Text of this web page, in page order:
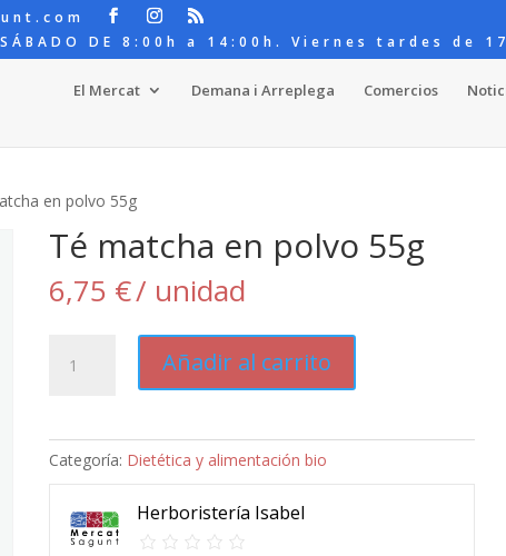
SÁBADO DE 8:00h a 14:00h. Viernes tardes de
El Mercat Demana i Arreplega Comercios
en polvo 55g
Té matcha en polvo 55g
6,75 €/ unidad
matcha
cantidad
Añadir al carrito
Categoría: Dietética y alimentación bio
Herboristería Isabel